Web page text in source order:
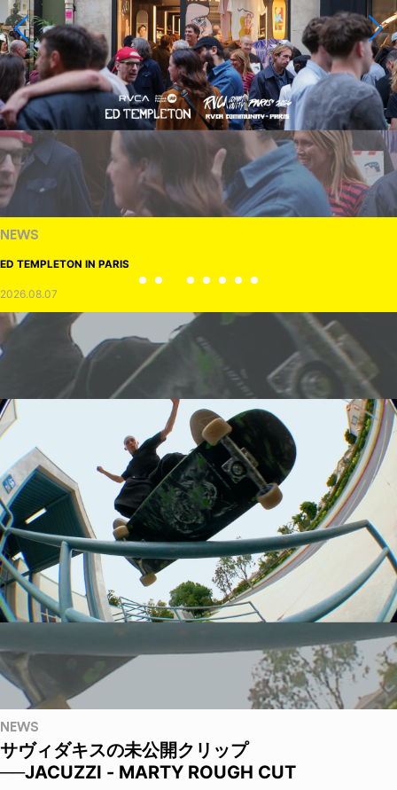
NEWS
ED TEMPLETON IN PARIS
2026.08.07
NEWS
サヴィダキスの未公開クリップ
──JACUZZI - MARTY ROUGH CUT